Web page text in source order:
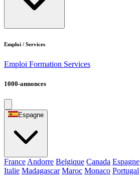
Emploi / Services
Emploi Formation Services
1000-annonces
Espagne
France Andorre Belgique Canada Espagne
Italie Madagascar Maroc Monaco Portugal